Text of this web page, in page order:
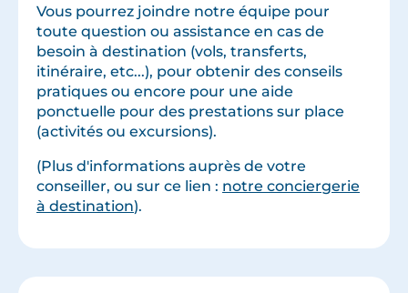
Vous pourrez joindre notre équipe pour
toute question ou assistance en cas de
besoin à destination (vols, transferts,
itinéraire, etc...), pour obtenir des conseils
pratiques ou encore pour une aide
ponctuelle pour des prestations sur place
(activités ou excursions).
(Plus d'informations auprès de votre
conseiller, ou sur ce lien : notre conciergerie
à destination).